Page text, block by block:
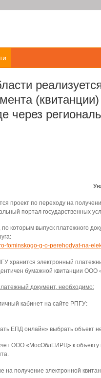
через
проект по переходу на
портал государственных
по которым выпуск платежного
fominskogo-g-o-perehodyat-na-
хранится электронный
бумажной квитанции
документ, необходимо:
кабинет на сайте РПГУ:
онлайн» выбрать объект
«МосОблЕИРЦ» к объекту
электронной